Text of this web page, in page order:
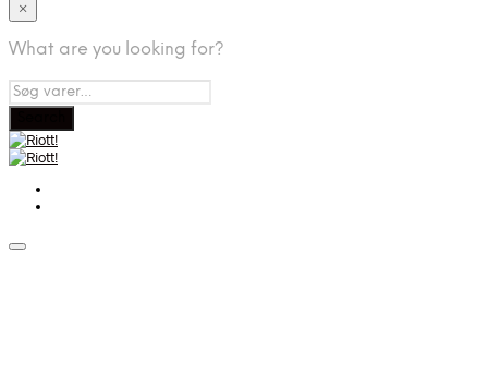
×
What are you looking for?